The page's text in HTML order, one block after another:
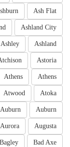
Ash Flat
Ashland City
Ashland
Ashley
Astoria
Athens
Athens
Atoka
Atwood
Auburn
Auburn
Augusta
Aurora
Bad Axe
Bagley